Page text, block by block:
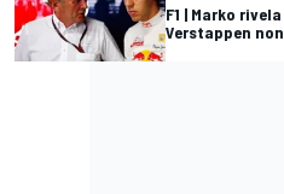
F1 | Marko
Verstappen